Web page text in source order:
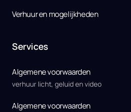
Verhuur en mogelijkheden
Services
Algemene voorwaarden
verhuur licht, geluid en video
Algemene voorwaarden